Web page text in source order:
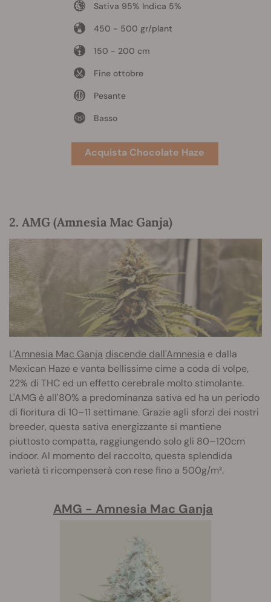
Sativa 95% Indica 5%
450 - 500 gr/plant
150 - 200 cm
Fine ottobre
Pesante
Basso
Acquista Chocolate Haze
2. AMG (Amnesia Mac Ganja)
L'Amnesia Mac Ganja discende dall'Amnesia e dalla
Mexican Haze e vanta bellissime cime a coda di volpe,
22% di THC ed un effetto cerebrale molto stimolante.
L'AMG è all'80% a predominanza sativa ed ha un periodo
di fioritura di 10–11 settimane. Grazie agli sforzi dei nostri
breeder, questa sativa energizzante si mantiene
piuttosto compatta, raggiungendo solo gli 80–120cm
indoor. Al momento del raccolto, questa splendida
varietà ti ricompenserà con rese fino a 500g/m².
AMG - Amnesia Mac Ganja